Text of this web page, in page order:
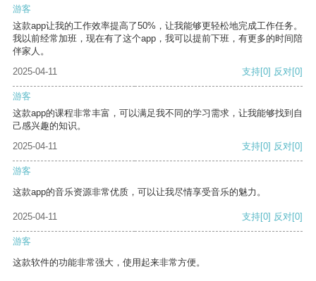
游客
这款app让我的工作效率提高了50%，让我能够更轻松地完成工作任务。
我以前经常加班，现在有了这个app，我可以提前下班，有更多的时间陪
伴家人。
2025-04-11
支持[0] 反对[0]
游客
这款app的课程非常丰富，可以满足我不同的学习需求，让我能够找到自
己感兴趣的知识。
2025-04-11
支持[0] 反对[0]
游客
这款app的音乐资源非常优质，可以让我尽情享受音乐的魅力。
2025-04-11 支持[0] 反对[0]
游客
这款软件的功能非常强大，使用起来非常方便。